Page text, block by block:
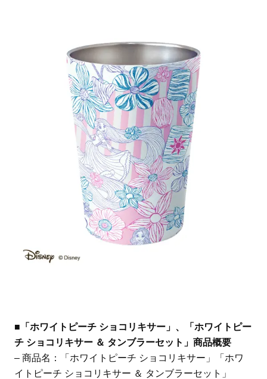
■「ホワイトピーチ ショコリキサー」、「ホワイトピー
チ ショコリキサー ＆ タンブラーセット」商品概要
– 商品名：「ホワイトピーチ ショコリキサー」「ホワ
イトピーチ ショコリキサー ＆ タンブラーセット」